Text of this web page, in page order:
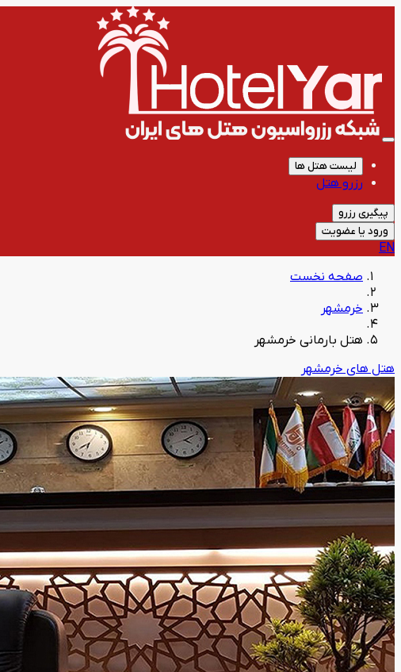
لیست هتل ها
رزرو هتل
پیگیری رزرو
ورود یا عضویت
EN
صفحه نخست
خرمشهر
هتل بارمانی خرمشهر
هتل های خرمشهر